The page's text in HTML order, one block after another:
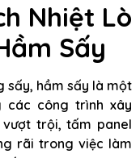
Nhiệt Lò
Sấy
sấy, hầm sấy là một
các công trình xây
vượt trội, tấm panel
rãi trong việc làm